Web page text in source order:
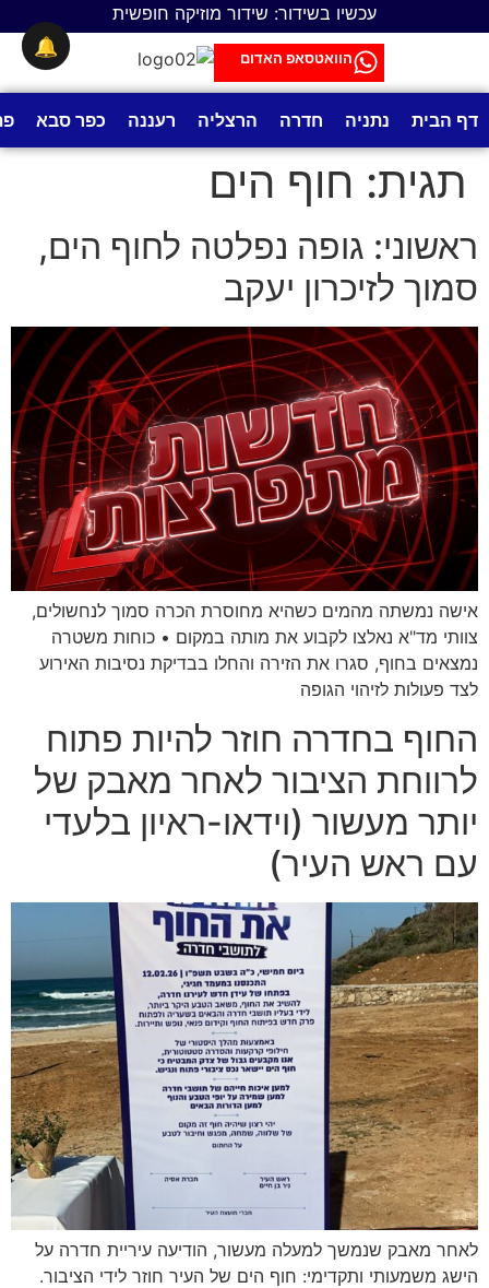
עכשיו בשידור: שידור מוזיקה חופשית
הוואטסאפ האדום
דף הבית נתניה חדרה הרצליה רעננה כפר סבא
תגית: חוף הים
ראשוני: גופה נפלטה לחוף הים,
סמוך לזיכרון יעקב
אישה נמשתה מהמים כשהיא מחוסרת הכרה סמוך לנחשולים,
צוותי מד"א נאלצו לקבוע את מותה במקום • כוחות משטרה
נמצאים בחוף, סגרו את הזירה והחלו בבדיקת נסיבות האירוע
לצד פעולות לזיהוי הגופה
החוף בחדרה חוזר להיות פתוח
לרווחת הציבור לאחר מאבק של
יותר מעשור (וידאו-ראיון בלעדי
עם ראש העיר)
לאחר מאבק שנמשך למעלה מעשור, הודיעה עיריית חדרה על
הישג משמעותי ותקדימי: חוף הים של העיר חוזר לידי הציבור.
🔔